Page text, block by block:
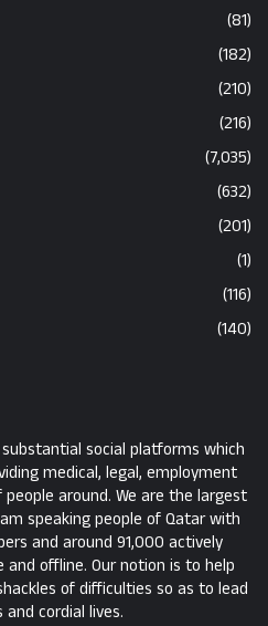
(81)
(182)
(210)
(216)
(7,035)
(632)
(201)
(1)
(116)
(140)
social platforms which
medical, legal, employment
around. We are the largest
speaking people of Qatar with
and around 91,000 actively
offline. Our notion is to help
of difficulties so as to lead
and cordial lives.